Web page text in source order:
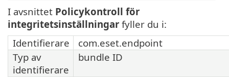
I avsnittet Policykontroll för
integritetsinställningar fyller du i:
Identifierare
com.eset.endpoint
Typ av
identifierare
bundle ID